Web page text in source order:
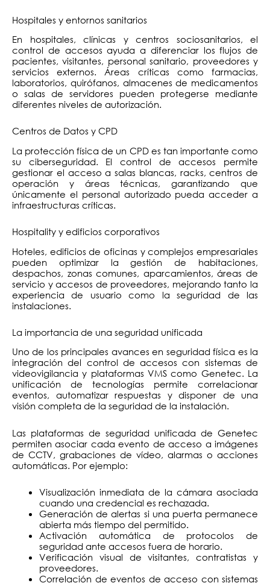
Hospitales y entornos sanitarios
En hospitales, clínicas y centros sociosanitarios, el
control de accesos ayuda a diferenciar los flujos de
pacientes, visitantes, personal sanitario, proveedores y
servicios externos. Áreas críticas como farmacias,
laboratorios, quirófanos, almacenes de medicamentos
o salas de servidores pueden protegerse mediante
diferentes niveles de autorización.
Centros de Datos y CPD
La protección física de un CPD es tan importante como
su ciberseguridad. El control de accesos permite
gestionar el acceso a salas blancas, racks, centros de
operación y áreas técnicas, garantizando que
únicamente el personal autorizado pueda acceder a
infraestructuras críticas.
Hospitality y edificios corporativos
Hoteles, edificios de oficinas y complejos empresariales
pueden optimizar la gestión de habitaciones,
despachos, zonas comunes, aparcamientos, áreas de
servicio y accesos de proveedores, mejorando tanto la
experiencia de usuario como la seguridad de las
instalaciones.
La importancia de una seguridad unificada
Uno de los principales avances en seguridad física es la
integración del control de accesos con sistemas de
videovigilancia y plataformas VMS como Genetec. La
unificación de tecnologías permite correlacionar
eventos, automatizar respuestas y disponer de una
visión completa de la seguridad de la instalación.
Las plataformas de seguridad unificada de Genetec
permiten asociar cada evento de acceso a imágenes
de CCTV, grabaciones de vídeo, alarmas o acciones
automáticas. Por ejemplo:
Visualización inmediata de la cámara asociada
cuando una credencial es rechazada.
Generación de alertas si una puerta permanece
abierta más tiempo del permitido.
Activación automática de protocolos de
seguridad ante accesos fuera de horario.
Verificación visual de visitantes, contratistas y
proveedores.
Correlación de eventos de acceso con sistemas